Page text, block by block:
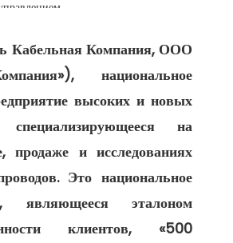
Кабельная Компания, ООО
национальное
высоких и новых
специализирующееся на
продаже и исследованиях
Это национальное
являющееся эталоном
клиентов, «500